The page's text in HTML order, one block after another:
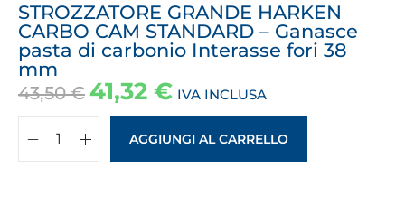
STROZZATORE GRANDE HARKEN
CARBO CAM STANDARD – Ganasce
pasta di carbonio Interasse fori 38
mm
43,50€ 41,32 € IVA INCLUSA
AGGIUNGI AL CARRELLO